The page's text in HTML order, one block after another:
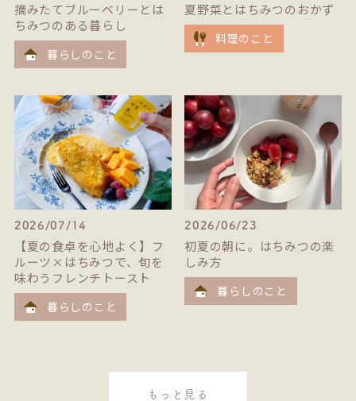
摘みたてブルーベリーとは
ちみつのある暮らし
暮らしのこと
夏野菜とはちみつのおかず
料理のこと
2026/07/14
【夏の食卓を心地よく】フ
ルーツ×はちみつで、旬を
味わうフレンチトースト
暮らしのこと
2026/06/23
初夏の朝に。はちみつの楽
しみ方
暮らしのこと
もっと見る